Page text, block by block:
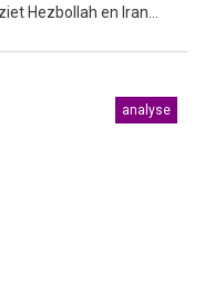
Hezbollah en Iran...
analyse